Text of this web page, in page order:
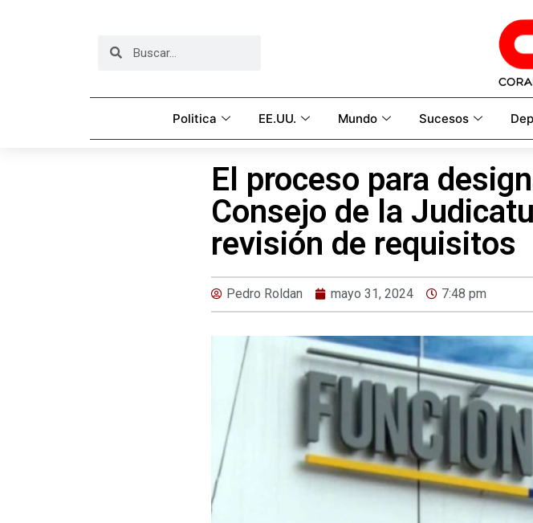
Politica EE.UU. Mundo Sucesos
El proceso para
Consejo de la
revisión de requisitos
Pedro Roldan mayo 31, 2024 7:48 pm